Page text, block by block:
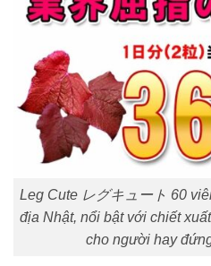
Leg Cute レグキュート 60
địa Nhật, nổi bật với chiết
cho người hay